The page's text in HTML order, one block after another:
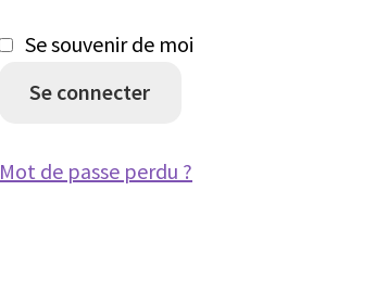
Se souvenir de moi
Se connecter
Mot de passe perdu ?